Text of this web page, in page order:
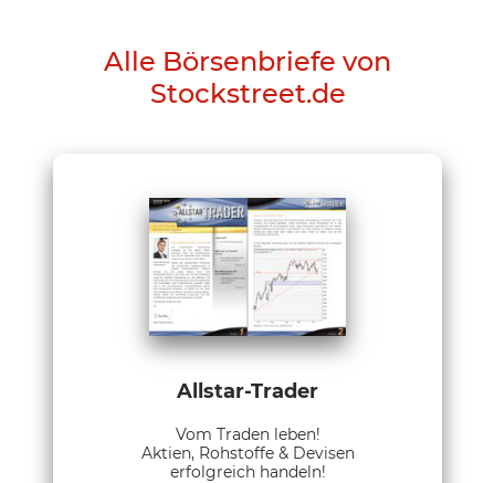
Alle Börsenbriefe von
Stockstreet.de
Allstar-Trader
Vom Traden leben!
Aktien, Rohstoffe & Devisen
erfolgreich handeln!